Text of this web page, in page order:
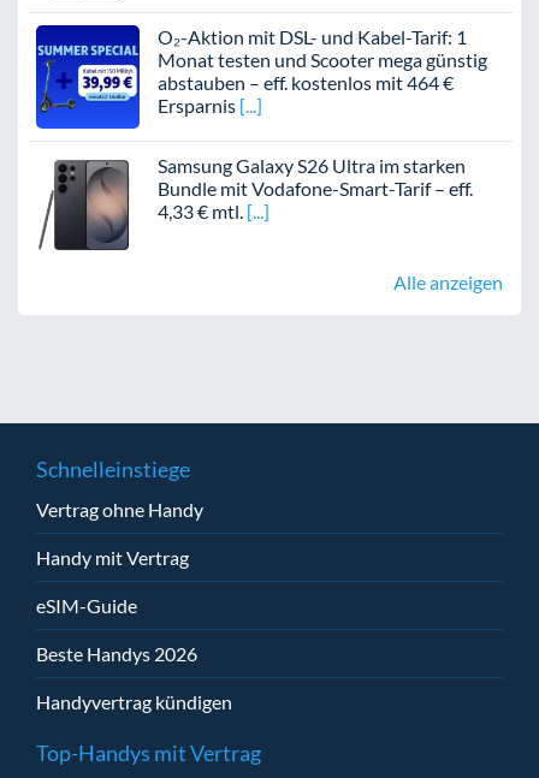
O₂-Aktion mit DSL- und Kabel-Tarif: 1
Monat testen und Scooter mega günstig
abstauben – eff. kostenlos mit 464 €
Ersparnis
Samsung Galaxy S26 Ultra im starken
Bundle mit Vodafone-Smart-Tarif – eff.
4,33 € mtl.
Alle anzeigen
Schnelleinstiege
Vertrag ohne Handy
Handy mit Vertrag
eSIM-Guide
Beste Handys 2026
Handyvertrag kündigen
Top-Handys mit Vertrag